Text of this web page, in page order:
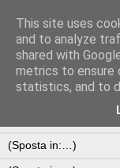
This site uses
and to analyze
shared with
metrics to ensure
statistics, and to